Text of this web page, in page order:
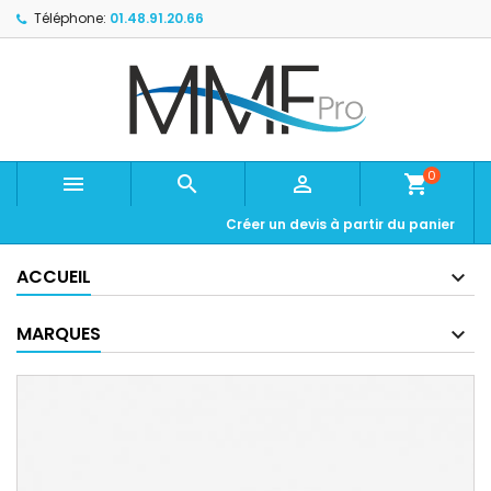
Téléphone: 01.48.91.20.66
   shopping_cart0
Créer un devis à partir du panier
ACCUEIL
MARQUES